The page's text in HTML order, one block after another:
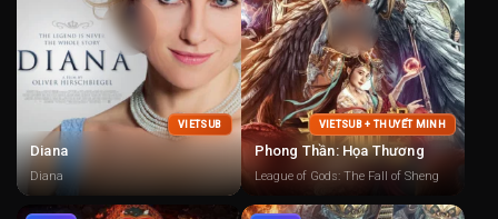
VIETSUB
Diana
Diana
VIETSUB + THUYẾT MINH
Phong Thần: Họa Thương
League of Gods: The Fall of Sheng